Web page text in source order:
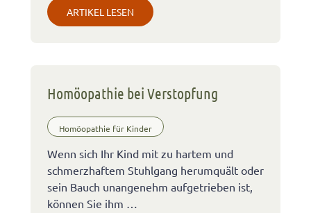
ARTIKEL LESEN
Homöopathie bei Verstopfung
Homöopathie für Kinder
Wenn sich Ihr Kind mit zu hartem und
schmerzhaftem Stuhlgang herumquält oder
sein Bauch unangenehm aufgetrieben ist,
können Sie ihm …